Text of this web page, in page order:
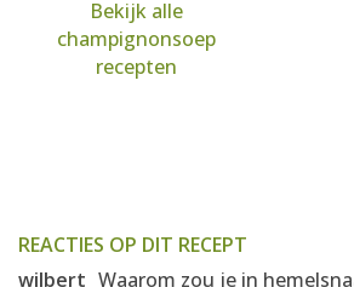
Bekijk alle
champignonsoep
recepten
REACTIES OP DIT RECEPT
wilbert Waarom zou je in